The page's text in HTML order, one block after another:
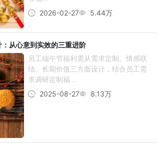
2026-02-27
5.44万
从心意到实效的三重进阶
员工端午节福利需从需求定制、情感联
结、长期价值三方面设计，结合员工需
求调研定制福...
2025-08-27
8.13万